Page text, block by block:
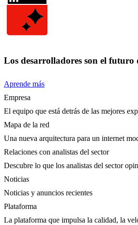
Los desarrolladores son el futuro
Aprende más
Empresa
El equipo que está detrás de las mejores
Mapa de la red
Una nueva arquitectura para un internet
Relaciones con analistas del sector
Descubre lo que los analistas del sector
Noticias
Noticias y anuncios recientes
Plataforma
La plataforma que impulsa la calidad, la